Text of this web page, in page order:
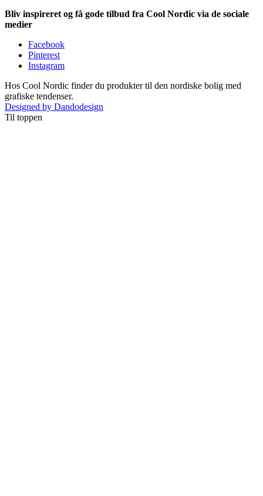
Bliv inspireret og få gode tilbud fra Cool Nordic via de sociale
medier
Facebook
Pinterest
Instagram
Hos Cool Nordic finder du produkter til den nordiske bolig med
grafiske tendenser.
Designed by Dandodesign
Til toppen